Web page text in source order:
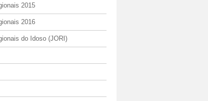
2015
2016
do Idoso (JORI)